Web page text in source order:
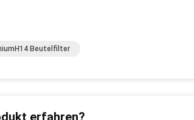
Beutelfilter
erfahren?